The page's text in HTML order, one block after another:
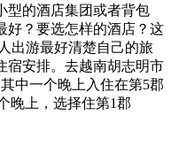
型的酒店集团或者背包
好？要选怎样的酒店？这
出游最好清楚自己的旅
宿安排。去越南胡志明市
中一个晚上入住在第5郡
晚上，选择住第1郡